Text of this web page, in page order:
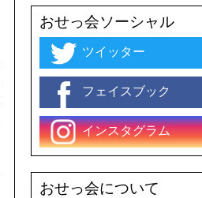
おせっ会ソーシャル
ツイッター
フェイスブック
インスタグラム
おせっ会について